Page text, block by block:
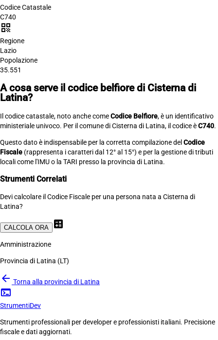
Codice Catastale
C740
qr_code
Regione
Lazio
Popolazione
35.551
A cosa serve il codice belfiore di Cisterna di
Latina?
Il codice catastale, noto anche comeCodice Belfiore, è un identificativo
ministeriale univoco. Per il comune di Cisterna di Latina, il codice èC740.
Questo dato è indispensabile per la corretta compilazione del Codice
Fiscale (rappresenta i caratteri dal 12° al 15°) e per la gestione di tributi
locali come l'IMU o la TARI presso la provincia di Latina.
Strumenti Correlati
Devi calcolare il Codice Fiscale per una persona nata a Cisterna di
Latina?
CALCOLA ORA calculate
Amministrazione
Provincia di Latina (LT)
arrow_back Torna alla provincia di Latina
terminal
StrumentiDev
Strumenti professionali per developer e professionisti italiani. Precisione
fiscale e dati aggiornati.